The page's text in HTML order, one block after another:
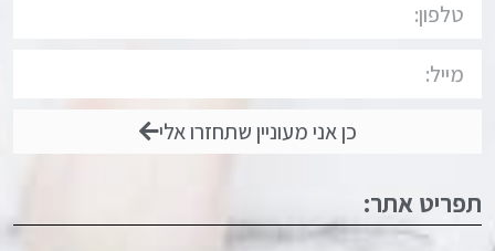
כן אני מעוניין שתחזרו אלי
תפריט אתר: